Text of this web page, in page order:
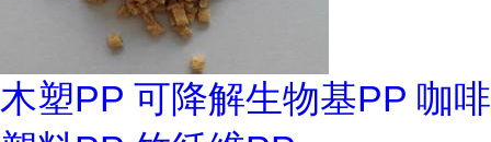
木塑PP 可降解生物基PP 咖啡